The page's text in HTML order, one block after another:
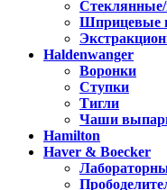
Шприцевые
Haldenwanger
Воронки
Ступки
Тигли
Чаши
Hamilton
Haver & Boecker